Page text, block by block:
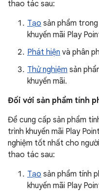
thao tác sau:
Tạo sản phẩm
khuyến mãi Play
Phát hiện và phân
Thử nghiệm sản
khuyến mãi.
Đối với sản phẩm tính
Để cung cấp sản phẩm
trình khuyến mãi Play
nghiệm tốt nhất cho
thao tác sau:
Tạo sản phẩm tính
khuyến mãi Play